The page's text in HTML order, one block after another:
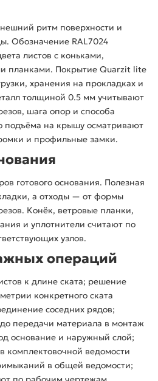
ритм поверхности и
Обозначение RAL7024
листов с коньками,
планками. Покрытие Quarzit lite
хранения на прокладках и
толщиной 0.5 мм учитывают
шага опор и способа
подъёма на крышу осматривают
и профильные замки.
готового основания. Полезная
а отходы — от формы
Конёк, ветровые планки,
и уплотнители считают по
узлов.
операций
к длине ската; решение
конкретного ската
соседних рядов;
передачи материала в монтаж
основание и наружный слой;
комплектовочной ведомости
в общей ведомости;